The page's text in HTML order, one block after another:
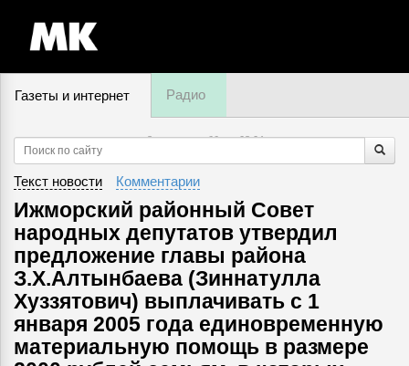
Газеты и интернет Радио
8 августа, суббота,08:04
Текст новости Комментарии
Ижморский районный Совет
народных депутатов утвердил
предложение главы района
З.Х.Алтынбаева (Зиннатулла
Хуззятович) выплачивать с 1
января 2005 года единовременную
материальную помощь в размере